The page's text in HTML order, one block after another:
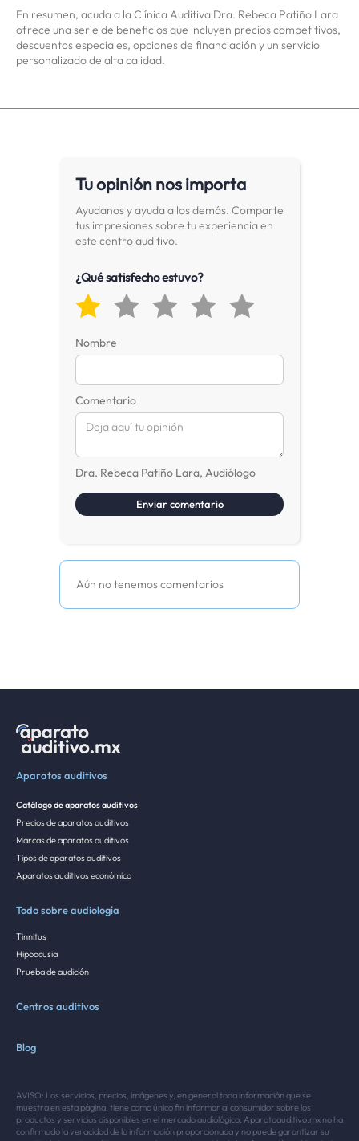
En resumen, acuda a la Clínica Auditiva Dra. Rebeca Patiño Lara
ofrece una serie de beneficios que incluyen precios competitivos,
descuentos especiales, opciones de financiación y un servicio
personalizado de alta calidad.
Tu opinión nos importa
Ayudanos y ayuda a los demás. Comparte
tus impresiones sobre tu experiencia en
este centro auditivo.
¿Qué satisfecho estuvo?
Nombre
Comentario
Dra. Rebeca Patiño Lara, Audiólogo
Aún no tenemos comentarios
Aparatos auditivos
Catálogo de aparatos auditivos
Precios de aparatos auditivos
Marcas de aparatos auditivos
Tipos de aparatos auditivos
Aparatos auditivos económico
Todo sobre audiología
Tinnitus
Hipoacusia
Prueba de audición
Centros auditivos
Blog
AVISO: Los servicios, precios, imágenes y, en general toda información que se
muestra en esta página, tiene como único fin informar al consumidor sobre los
productos y servicios disponibles en el mercado audiológico. Aparatoauditivo.mx no ha
confirmado la veracidad de la información proporcionada y no puede garantizar su